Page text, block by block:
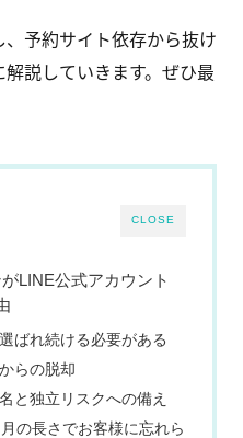
予約サイト依存から抜け
説していきます。ぜひ最
CLOSE
LINE公式アカウント
ばれ続ける必要がある
らの脱却
と独立リスクへの備え
の長さでお客様に忘れら